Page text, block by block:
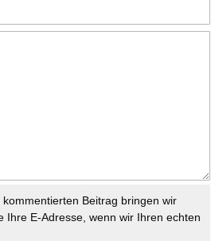
Beitrag bringen wir
E-Adresse, wenn wir Ihren echten